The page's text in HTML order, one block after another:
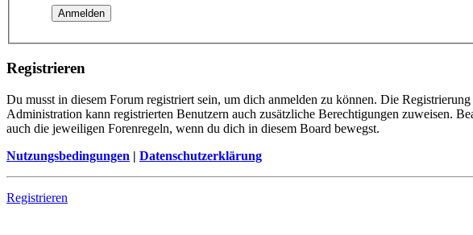
Registrieren
Du musst in diesem Forum registriert sein, um dich anmelden zu können. Die
Administration kann registrierten Benutzern auch zusätzliche Berechtigungen zuweisen.
auch die jeweiligen Forenregeln, wenn du dich in diesem Board bewegst.
Nutzungsbedingungen | Datenschutzerklärung
Registrieren